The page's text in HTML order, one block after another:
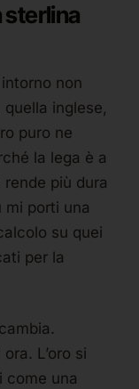
sterlina
non
inglese,
puro ne
la lega è a
più dura
mi porti una
su quei
per la
L’oro si
come una